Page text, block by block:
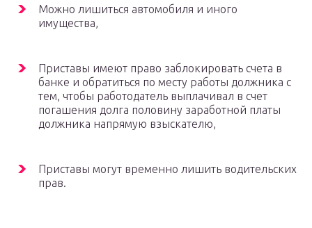
Можно лишиться автомобиля и иного
имущества,
Приставы имеют право заблокировать счета в
банке и обратиться по месту работы должника с
тем, чтобы работодатель выплачивал в счет
погашения долга половину заработной платы
должника напрямую взыскателю,
Приставы могут временно лишить водительских
прав.